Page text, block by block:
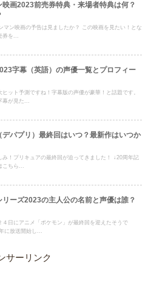
映画2023前売券特典・来場者特典は何？
マン映画の予告は見ましたか？ この映画を見たい！とな
を...
字幕（英語）の声優一覧とプロフィー
ヒット予測ですね！字幕版の声優が豪華！と話題です。
が見た...
デパプリ）最終回はいつ？最新作はいつか
み！プリキュアの最終回が迫ってきました！ ↓20周年記
ちら...
リーズ2023の主人公の名前と声優は誰？
４日にアニメ「ポケモン」が最終回を迎えたそうで
放送開始し...
サーリンク